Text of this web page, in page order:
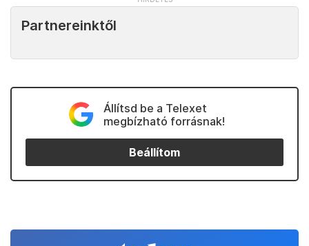
Partnereinktől
Állítsd be a Telexet
megbízható forrásnak!
Beállítom